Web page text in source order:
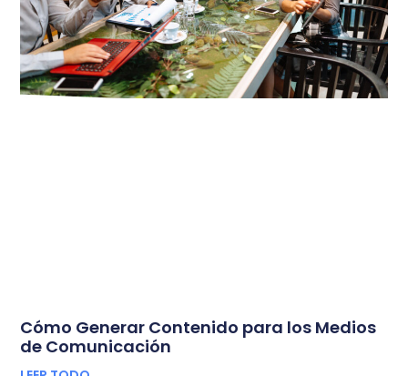
Cómo Generar Contenido para los Medios
de Comunicación